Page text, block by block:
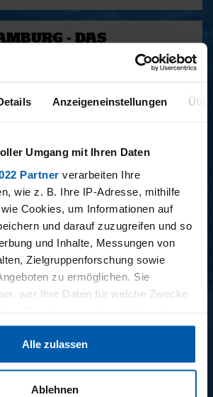
Anzeigeneinstellungen
Umgang mit Ihren Daten
Partner verarbeiten Ihre
wie z. B. Ihre IP-Adresse, mithilfe
Cookies, um Informationen auf
und darauf zuzugreifen und so
und Inhalte, Messungen von
Zielgruppenforschung sowie
zu ermöglichen. Sie
wer Ihre Daten für welche Zwecke
durch Klicken auf das Privacy
oder widerrufen
Alle zulassen
Ablehnen
- DAS
11.12.2025
14 - STÜBI
SAISON 2025/2026